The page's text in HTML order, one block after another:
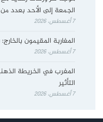
الجمعة إلى الأحد بعدد
7 أغسطس، 2026
المغاربة المقيمون
7 أغسطس، 2026
المغرب في الخريطة
التأثير
7 أغسطس، 2026